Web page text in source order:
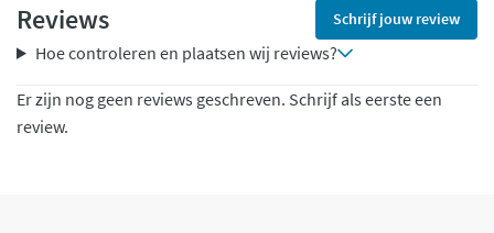
Reviews Schrijf jouw review
Hoe controleren en plaatsen wij reviews?
Er zijn nog geen reviews geschreven. Schrijf als eerste een
review.